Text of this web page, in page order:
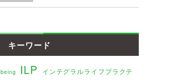
キーワード
being ILP
インテグラルライフプラクテ